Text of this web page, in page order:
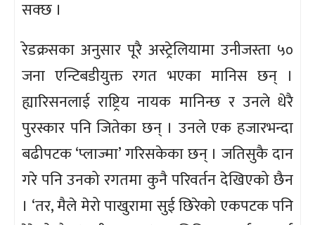
सक्छ ।
रेडक्रसका अनुसार पूरै अस्ट्रेलियामा उनीजस्ता ५०
जना एन्टिबडीयुक्त रगत भएका मानिस छन् ।
ह्यारिसनलाई राष्ट्रिय नायक मानिन्छ र उनले धेरै
पुरस्कार पनि जितेका छन् । उनले एक हजारभन्दा
बढीपटक ‘प्लाज्मा’ गरिसकेका छन् । जतिसुकै दान
गरे पनि उनको रगतमा कुनै परिवर्तन देखिएको छैन
। ‘तर, मैले मेरो पाखुरामा सुई छिरेको एकपटक पनि